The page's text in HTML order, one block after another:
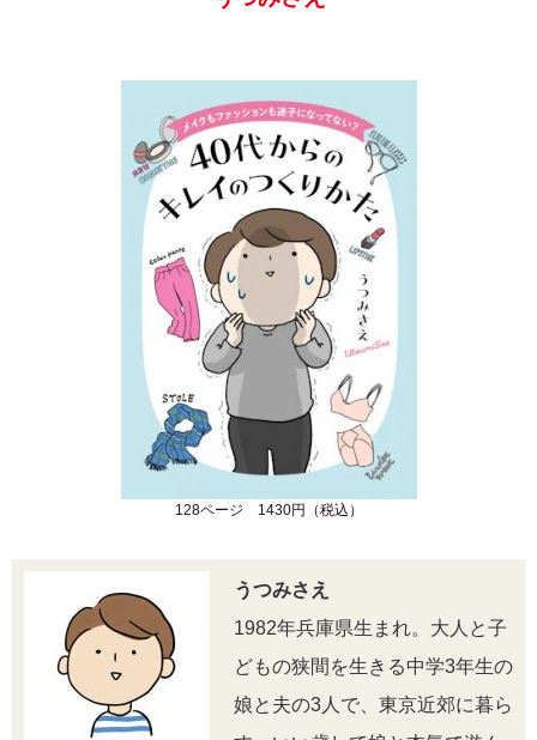
128ページ 1430円（税込）
うつみさえ
1982年兵庫県生まれ。大人と子
どもの狭間を生きる中学3年生の
娘と夫の3人で、東京近郊に暮ら